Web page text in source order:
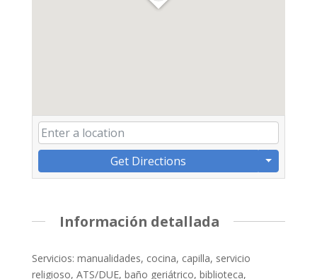
Get Directions
Información detallada
Servicios: manualidades, cocina, capilla, servicio
religioso, ATS/DUE, baño geriátrico, biblioteca,